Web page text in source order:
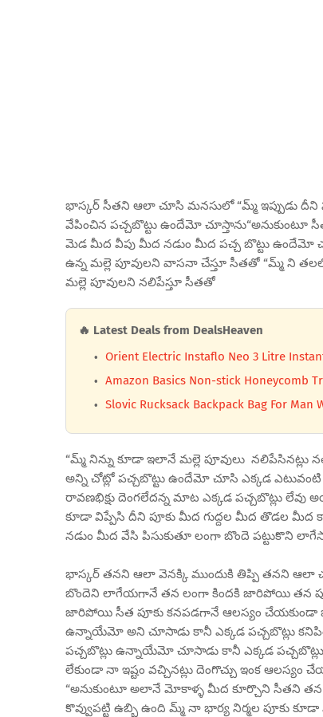
భాస్కర్ సీతని ఆలా చూసి మనసులో “మ్మ్ ఇప్పుడు దీని
వేపించిన పచ్చబొట్టు ఉందేమో చూస్తాను“అనుకుంటూ
మెడ మీద వీపు మీద నడుం మీద పచ్చ బొట్టు ఉందేమో
ఉన్న మల్లె పూవులని వాసనా చేస్తూ సీతతో “మ్మ్ ని
మల్లె పూవులని నలిపేస్తూ సీతతో
🔥 Latest Deals from DealsHeaven
Orient Electric Instaflo Neo 3 Litre
Amazon Basics Non-stick Honeycomb
Slovic Rucksack Backpack Bag For Man
“మ్మ్ నిన్ను కూడా ఇలానే మల్లె పూవులు నలిపేసినట్లు
అన్ని చోట్లో పచ్చబొట్టు ఉందేమో చూసి ఎక్కడ
రావణభిక్షు దెంగలేదన్న మాట ఎక్కడ పచ్చబొట్లు
కూడా విప్పేసి దీని పూకు మీద గుద్దల మీద తొడల మీద
నడుం మీద వేసి పిసుకుతూ లంగా బొందె పట్టుకొని
భాస్కర్ తనని ఆలా వెనక్కి ముందుకి తిప్పి తనని ఆలా
బొందెని లాగేయగానే తన లంగా కిందకి జారిపోయి తన
జారిపోయి సీత పూకు కనపడగానే ఆలస్యం చేయకుండా
ఉన్నాయేమో అని చూసాడు కానీ ఎక్కడ పచ్చబొట్లు
పచ్చబొట్లు ఉన్నాయేమో చూసాడు కానీ ఎక్కడ
లేకుండా నా ఇష్టం వచ్చినట్లు దెంగొచ్చు ఇంక
“అనుకుంటూ అలానే మోకాళ్ళ మీద కూర్చొని సీతని తన
కొవ్వుపట్టి ఉబ్బి ఉంది మ్మ్ నా భార్య నిర్మల పూకు